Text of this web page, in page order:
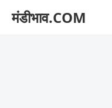
मंडीभाव.COM